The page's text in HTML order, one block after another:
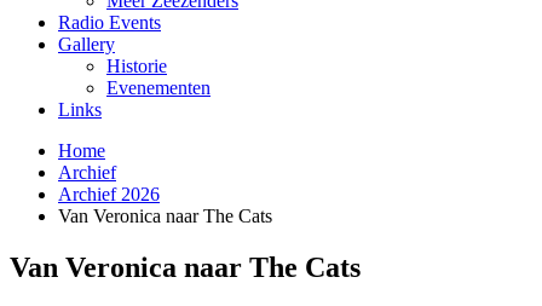
Radio Events
Gallery
Historie
Evenementen
Links
Home
Archief
Archief 2026
Van Veronica naar The Cats
Van Veronica naar The Cats